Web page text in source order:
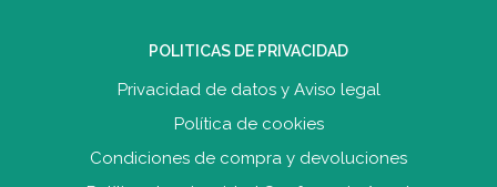
POLITICAS DE PRIVACIDAD
Privacidad de datos y Aviso legal
Política de cookies
Condiciones de compra y devoluciones